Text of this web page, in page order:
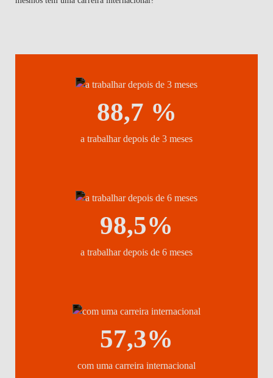
88,7 %
a trabalhar depois de 3 meses
98,5%
a trabalhar depois de 6 meses
57,3%
com uma carreira internacional